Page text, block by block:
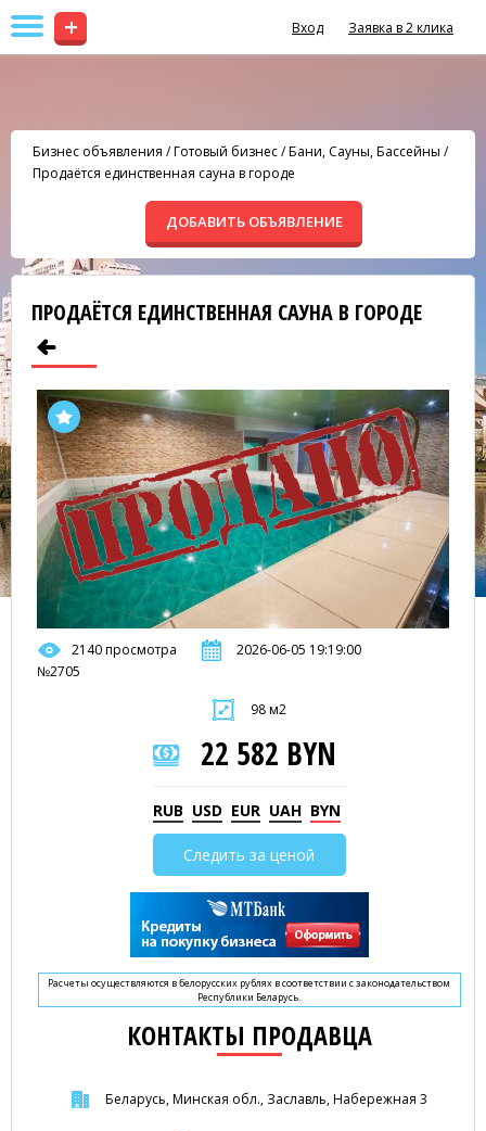
+ Вход Заявка в 2 клика
Бизнес объявления /Готовый бизнес/Бани, Сауны, Бассейны /
Продаётся единственная сауна в городе
ДОБАВИТЬ ОБЪЯВЛЕНИЕ
ПРОДАЁТСЯ ЕДИНСТВЕННАЯ САУНА В ГОРОДЕ
2140 просмотра
2026-06-05 19:19:00
№2705
98 м2
22 582 BYN
RUB USD EUR UAH BYN
Следить за ценой
Расчеты осуществляются в белорусских рублях в соответствии с законодательством
Республики Беларусь.
КОНТАКТЫ ПРОДАВЦА
Беларусь, Минская обл., Заславль, Набережная 3